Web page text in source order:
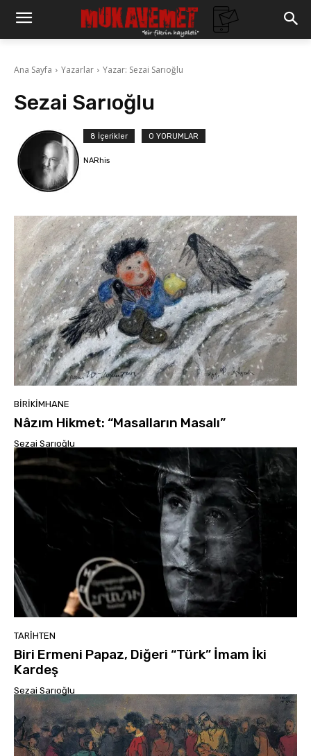
Ana Sayfa Yazarlar Yazar: Sezai Sarıoğlu
Sezai Sarıoğlu
8 İçerikler 0 YORUMLAR
NARhis
BIRIKIMHANE
Nâzım Hikmet: “Masalların Masalı”
Sezai Sarıoğlu
TARIHTEN
Biri Ermeni Papaz, Diğeri “Türk” İmam İki
Kardeş
Sezai Sarıoğlu